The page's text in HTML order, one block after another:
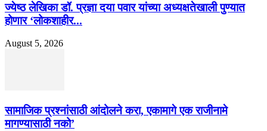
ज्येष्ठ लेखिका डॉ. प्रज्ञा दया पवार यांच्या अध्यक्षतेखाली पुण्यात
होणार ‘लोकशाहीर...
August 5, 2026
सामाजिक प्रश्नांसाठी आंदोलने करा, एकामागे एक राजीनामे
मागण्यासाठी नको’